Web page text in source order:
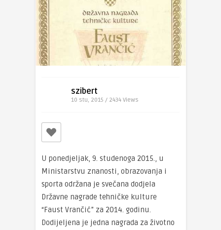
szibert
10 stu, 2015 / 2434 Views
U ponedjeljak, 9. studenoga 2015., u
Ministarstvu znanosti, obrazovanja i
sporta održana je svečana dodjela
Državne nagrade tehničke kulture
“Faust Vrančić” za 2014. godinu.
Dodijeljena je jedna nagrada za životno